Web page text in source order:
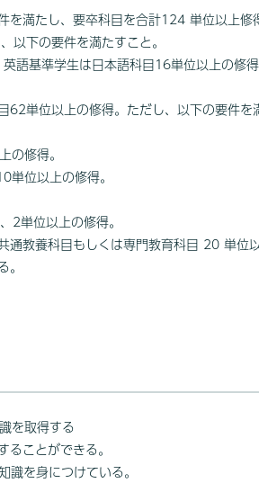
満たし、要卒科目を合計124 単位以上修
以下の要件を満たすこと。
基準学生は日本語科目16単位以上の修
単位以上の修得。ただし、以下の要件を
修得。
位以上の修得。
2単位以上の修得。
教養科目もしくは専門教育科目 20 単位以
を取得する
ことができる。
を身につけている。